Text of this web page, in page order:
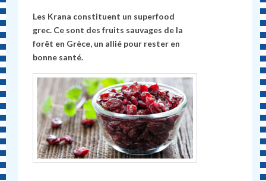
Les Krana constituent un superfood
grec. Ce sont des fruits sauvages de la
forêt en Grèce, un allié pour rester en
bonne santé.